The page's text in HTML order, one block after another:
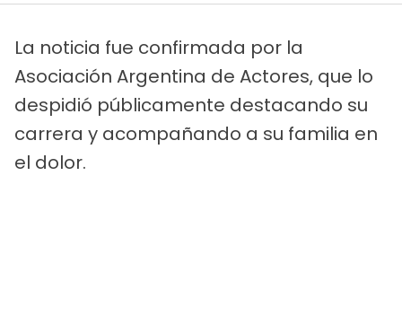
La noticia fue confirmada por la
Asociación Argentina de Actores, que lo
despidió públicamente destacando su
carrera y acompañando a su familia en
el dolor.